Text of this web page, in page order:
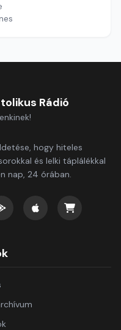
Rádió
hogy hiteles
és lelki táplálékkal
nap, 24 órában.